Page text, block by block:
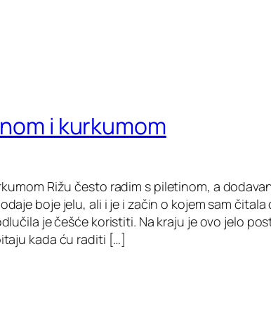
i kurkumom
Rižu često radim s piletinom, a
boje jelu, ali i je i začin o kojem sam
je češće koristiti. Na kraju je ovo jelo
kada ću raditi […]